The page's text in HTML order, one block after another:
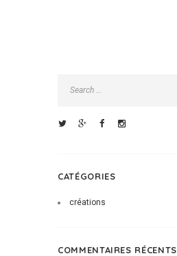
CATÉGORIES
créations
COMMENTAIRES RÉCENTS